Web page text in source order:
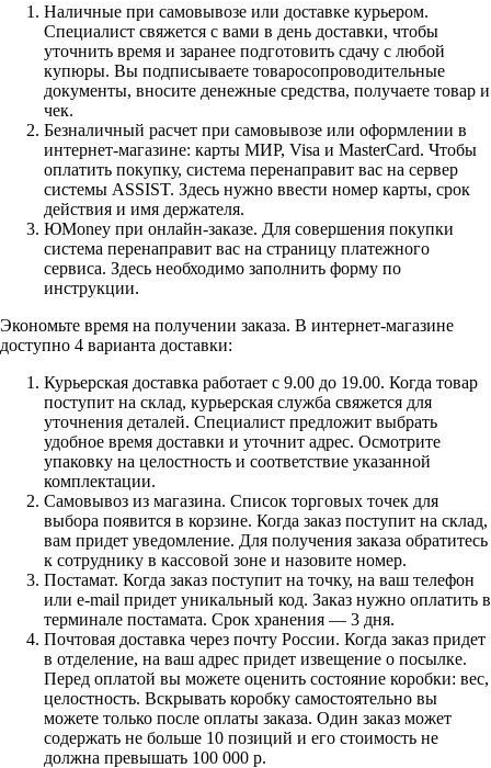
Наличные при самовывозе или доставке курьером.
Специалист свяжется с вами в день доставки, чтобы
уточнить время и заранее подготовить сдачу с любой
купюры. Вы подписываете товаросопроводительные
документы, вносите денежные средства, получаете товар и
чек.
Безналичный расчет при самовывозе или оформлении в
интернет-магазине: карты МИР, Visa и MasterCard. Чтобы
оплатить покупку, система перенаправит вас на сервер
системы ASSIST. Здесь нужно ввести номер карты, срок
действия и имя держателя.
ЮMoney при онлайн-заказе. Для совершения покупки
система перенаправит вас на страницу платежного
сервиса. Здесь необходимо заполнить форму по
инструкции.
Экономьте время на получении заказа. В интернет-магазине
доступно 4 варианта доставки:
Курьерская доставка работает с 9.00 до 19.00. Когда товар
поступит на склад, курьерская служба свяжется для
уточнения деталей. Специалист предложит выбрать
удобное время доставки и уточнит адрес. Осмотрите
упаковку на целостность и соответствие указанной
комплектации.
Самовывоз из магазина. Список торговых точек для
выбора появится в корзине. Когда заказ поступит на склад,
вам придет уведомление. Для получения заказа обратитесь
к сотруднику в кассовой зоне и назовите номер.
Постамат. Когда заказ поступит на точку, на ваш телефон
или e-mail придет уникальный код. Заказ нужно оплатить в
терминале постамата. Срок хранения — 3 дня.
Почтовая доставка через почту России. Когда заказ придет
в отделение, на ваш адрес придет извещение о посылке.
Перед оплатой вы можете оценить состояние коробки: вес,
целостность. Вскрывать коробку самостоятельно вы
можете только после оплаты заказа. Один заказ может
содержать не больше 10 позиций и его стоимость не
должна превышать 100 000 р.